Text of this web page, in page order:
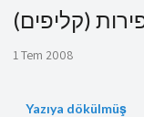
(קליפים)
1 Tem 2008
Yazıya dökülmüş